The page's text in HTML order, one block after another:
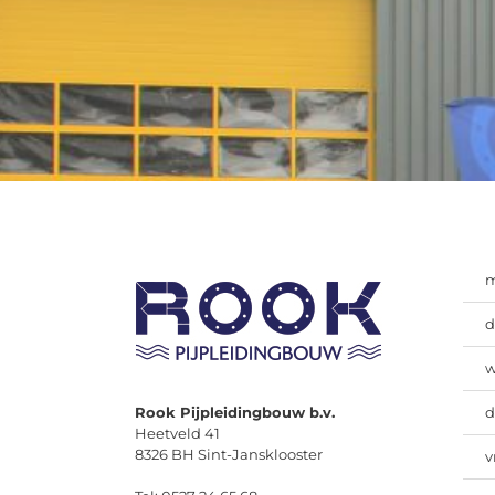
Rook Pijpleidingbouw b.v.
Heetveld 41
8326 BH Sint-Jansklooster